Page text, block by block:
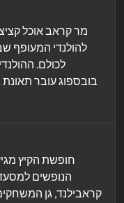
מר קראב אוכל
להולנדי המעופף
לכולם.
בובספוג עובר
חופשת הקיץ
הנופשים
קראבילנד, גן